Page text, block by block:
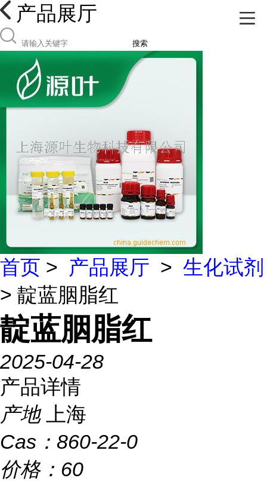
产品展厅
搜索
首页 > 产品展厅 > 生化试剂
> 靛蓝胭脂红
靛蓝胭脂红
2025-04-28
产品详情
产地
上海
Cas： 860-22-0
价格： 60